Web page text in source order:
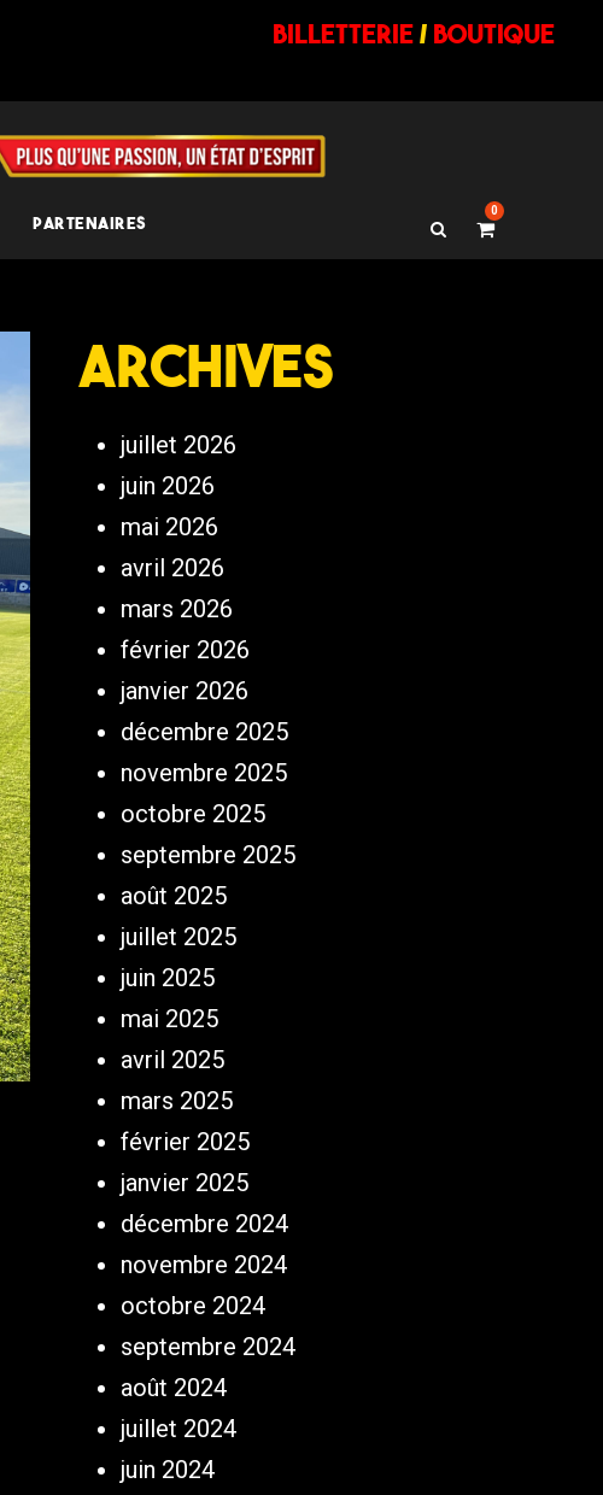
billetterie/ BOUTIQUE
PARTENAIRES
0
Archives
juillet 2026
juin 2026
mai 2026
avril 2026
mars 2026
février 2026
janvier 2026
décembre 2025
novembre 2025
octobre 2025
septembre 2025
août 2025
juillet 2025
juin 2025
mai 2025
avril 2025
mars 2025
février 2025
janvier 2025
décembre 2024
novembre 2024
octobre 2024
septembre 2024
août 2024
juillet 2024
juin 2024